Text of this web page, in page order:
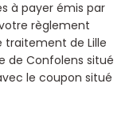
à payer émis par
règlement
traitement de Lille
de Confolens situé
avec le coupon situé